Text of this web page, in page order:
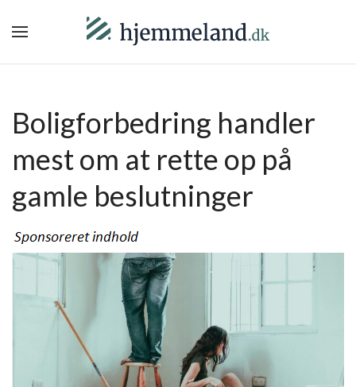
Boligforbedring handler
mest om at rette op på
gamle beslutninger